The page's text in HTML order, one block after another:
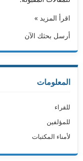
اقرأ المزيد »
أرسل بحثك الآن
المعلومات
للقراء
للمؤلفين
لأمناء المكتبات